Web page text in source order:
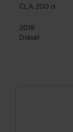
CLA 200 d
2018
Diésel